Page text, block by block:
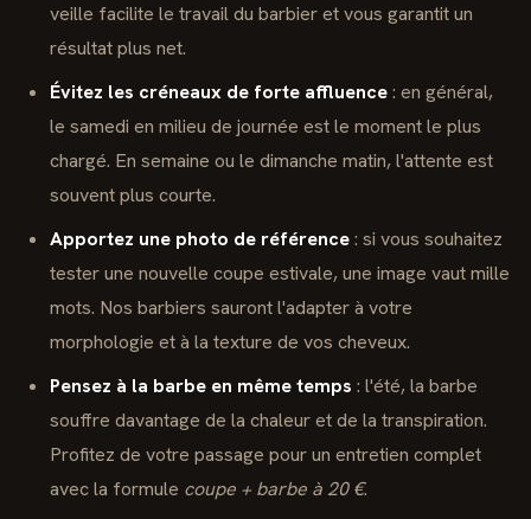
veille facilite le travail du barbier et vous garantit un
résultat plus net.
Évitez les créneaux de forte affluence: en général,
le samedi en milieu de journée est le moment le plus
chargé. En semaine ou le dimanche matin, l'attente est
souvent plus courte.
Apportez une photo de référence: si vous souhaitez
tester une nouvelle coupe estivale, une image vaut mille
mots. Nos barbiers sauront l'adapter à votre
morphologie et à la texture de vos cheveux.
Pensez à la barbe en même temps : l'été, la barbe
souffre davantage de la chaleur et de la transpiration.
Profitez de votre passage pour un entretien complet
avec la formule coupe + barbe à 20 €.